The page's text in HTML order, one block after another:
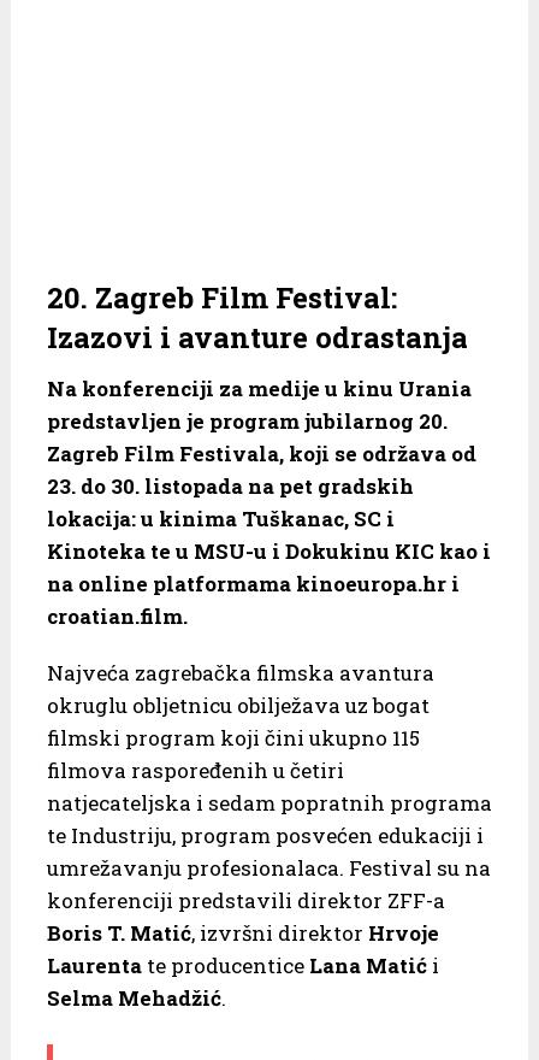
20. Zagreb Film Festival:
Izazovi i avanture odrastanja
Na konferenciji za medije u kinu Urania
predstavljen je program jubilarnog 20.
Zagreb Film Festivala, koji se održava od
23. do 30. listopada na pet gradskih
lokacija: u kinima Tuškanac, SC i
Kinoteka te u MSU-u i Dokukinu KIC kao i
na online platformama kinoeuropa.hr i
croatian.film.
Najveća zagrebačka filmska avantura
okruglu obljetnicu obilježava uz bogat
filmski program koji čini ukupno 115
filmova raspoređenih u četiri
natjecateljska i sedam popratnih programa
te Industriju, program posvećen edukaciji i
umrežavanju profesionalaca. Festival su na
konferenciji predstavili direktor ZFF-a
Boris T. Matić, izvršni direktor Hrvoje
Laurentate producentice Lana Matići
Selma Mehadžić.